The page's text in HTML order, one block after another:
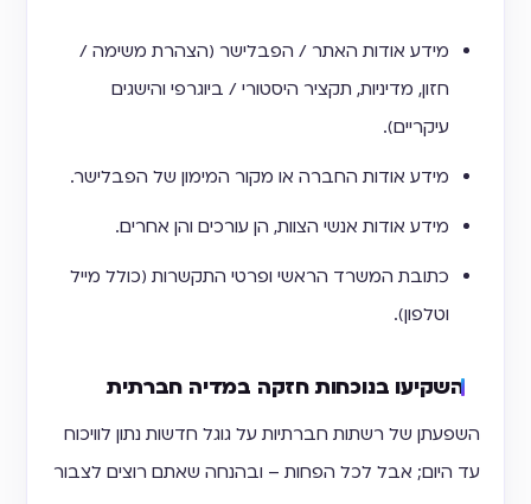
מידע אודות האתר / הפבלישר (הצהרת משימה /
חזון, מדיניות, תקציר היסטורי / ביוגרפי והישגים
עיקריים).
מידע אודות החברה או מקור המימון של הפבלישר.
מידע אודות אנשי הצוות, הן עורכים והן אחרים.
כתובת המשרד הראשי ופרטי התקשרות (כולל מייל
וטלפון).
השקיעו בנוכחות חזקה במדיה חברתית
השפעתן של רשתות חברתיות על גוגל חדשות נתון לוויכוח
עד היום; אבל לכל הפחות – ובהנחה שאתם רוצים לצבור